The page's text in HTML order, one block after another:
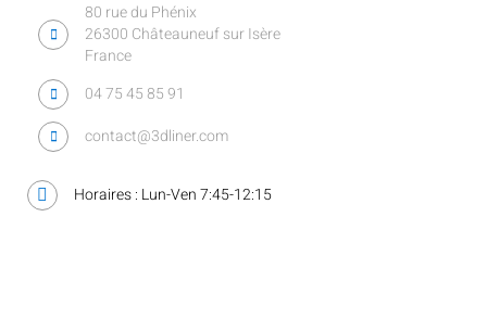
80 rue du Phénix
26300 Châteauneuf sur Isère
France
04 75 45 85 91
contact@3dliner.com
Horaires : Lun-Ven 7:45-12:15